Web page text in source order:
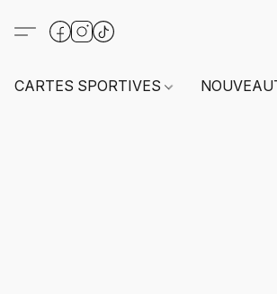
CARTES SPORTIVES